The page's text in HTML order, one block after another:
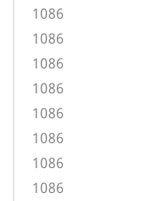
1086
1086
1086
1086
1086
1086
1086
1086